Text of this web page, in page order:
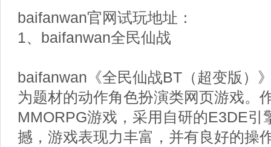
baifanwan官网试玩地址：
1、baifanwan全民仙战
baifanwan《全民仙战BT（超变版）
为题材的动作角色扮演类网页游戏。
MMORPG游戏，采用自研的E3DE引
撼，游戏表现力丰富，并有良好的操